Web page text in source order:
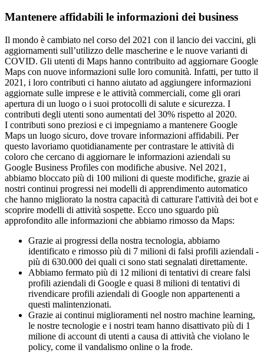
Mantenere affidabili le informazioni dei business
Il mondo è cambiato nel corso del 2021 con il lancio dei vaccini, gli
aggiornamenti sull’utilizzo delle mascherine e le nuove varianti di
COVID. Gli utenti di Maps hanno contribuito ad aggiornare Google
Maps con nuove informazioni sulle loro comunità. Infatti, per tutto il
2021, i loro contributi ci hanno aiutato ad aggiungere informazioni
aggiornate sulle imprese e le attività commerciali, come gli orari
apertura di un luogo o i suoi protocolli di salute e sicurezza. I
contributi degli utenti sono aumentati del 30% rispetto al 2020.
I contributi sono preziosi e ci impegniamo a mantenere Google
Maps un luogo sicuro, dove trovare informazioni affidabili. Per
questo lavoriamo quotidianamente per contrastare le attività di
coloro che cercano di aggiornare le informazioni aziendali su
Google Business Profiles con modifiche abusive. Nel 2021,
abbiamo bloccato più di 100 milioni di queste modifiche, grazie ai
nostri continui progressi nei modelli di apprendimento automatico
che hanno migliorato la nostra capacità di catturare l'attività dei bot e
scoprire modelli di attività sospette. Ecco uno sguardo più
approfondito alle informazioni che abbiamo rimosso da Maps:
Grazie ai progressi della nostra tecnologia, abbiamo
identificato e rimosso più di 7 milioni di falsi profili aziendali -
più di 630.000 dei quali ci sono stati segnalati direttamente.
Abbiamo fermato più di 12 milioni di tentativi di creare falsi
profili aziendali di Google e quasi 8 milioni di tentativi di
rivendicare profili aziendali di Google non appartenenti a
questi malintenzionati.
Grazie ai continui miglioramenti nel nostro machine learning,
le nostre tecnologie e i nostri team hanno disattivato più di 1
milione di account di utenti a causa di attività che violano le
policy, come il vandalismo online o la frode.